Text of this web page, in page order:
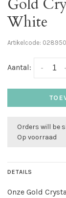
Gold
White
Artikelcode:
Aantal: -
Orders will be
Op voorraad
DETAILS
Onze Gold